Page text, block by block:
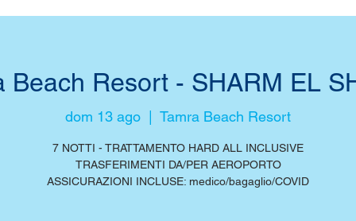
Beach Resort - SHARM EL
dom 13 ago
  |
Tamra Beach Resort
7 NOTTI - TRATTAMENTO HARD ALL INCLUSIVE
TRASFERIMENTI DA/PER AEROPORTO
ASSICURAZIONI INCLUSE: medico/bagaglio/COVID